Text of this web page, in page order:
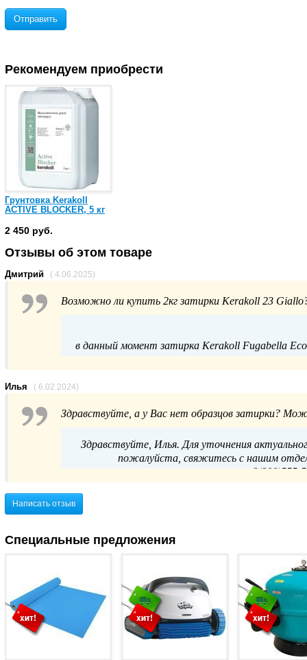
Отправить
Рекомендуем приобрести
Грунтовка Kerakoll
ACTIVE BLOCKER, 5 кг
2 450 руб.
Отзывы об этом товаре
Дмитрий ( 4.06.2025)
Возможно ли купить 2кг затирки Kerakoll 23
в данный момент затирка Kerakoll Fugabella
по
Илья ( 6.02.2024)
Здравствуйте, а у Вас нет образцов затирки?
Здравствуйте, Илья. Для уточнения
пожалуйста, свяжитесь с нашим
8(800)555-
Написать отзыв
Специальные предложения